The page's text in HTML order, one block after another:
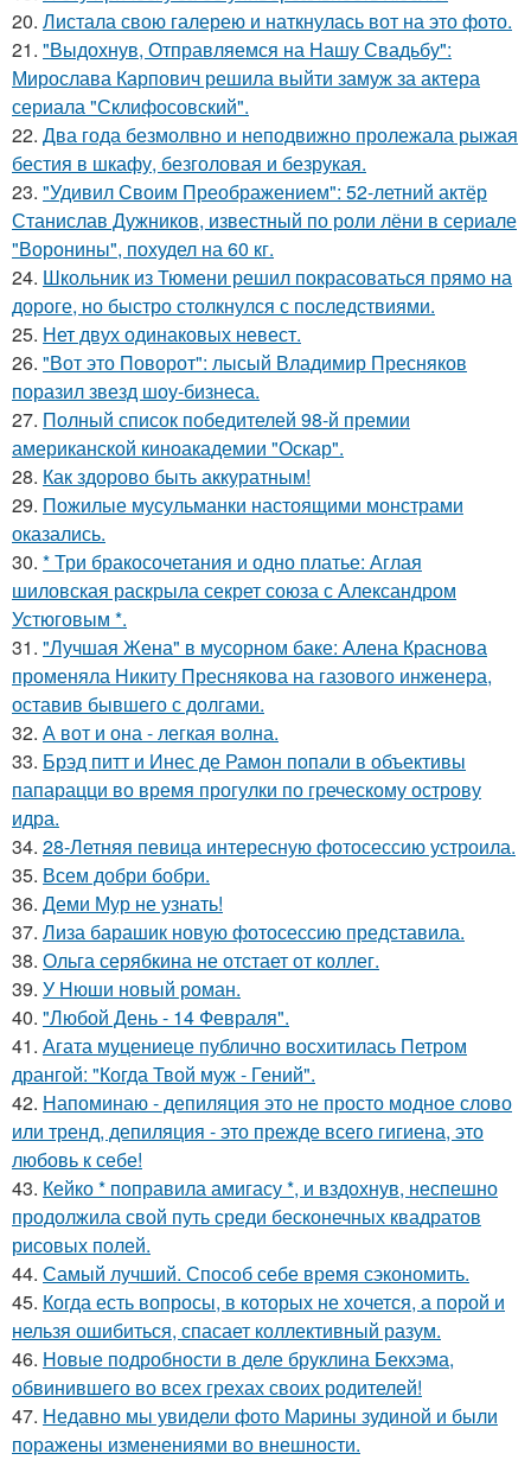
20. Листала свою галерею и наткнулась вот на это фото.
21. "Выдохнув, Отправляемся на Нашу Свадьбу":
Мирослава Карпович решила выйти замуж за актера
сериала "Склифосовский".
22. Два года безмолвно и неподвижно пролежала рыжая
бестия в шкафу, безголовая и безрукая.
23. "Удивил Своим Преображением": 52-летний актёр
Станислав Дужников, известный по роли лёни в сериале
"Воронины", похудел на 60 кг.
24. Школьник из Тюмени решил покрасоваться прямо на
дороге, но быстро столкнулся с последствиями.
25. Нет двух одинаковых невест.
26. "Вот это Поворот": лысый Владимир Пресняков
поразил звезд шоу-бизнеса.
27. Полный список победителей 98-й премии
американской киноакадемии "Оскар".
28. Как здорово быть аккуратным!
29. Пожилые мусульманки настоящими монстрами
оказались.
30. * Три бракосочетания и одно платье: Аглая
шиловская раскрыла секрет союза с Александром
Устюговым *.
31. "Лучшая Жена" в мусорном баке: Алена Краснова
променяла Никиту Преснякова на газового инженера,
оставив бывшего с долгами.
32. А вот и она - легкая волна.
33. Брэд питт и Инес де Рамон попали в объективы
папарацци во время прогулки по греческому острову
идра.
34. 28-Летняя певица интересную фотосессию устроила.
35. Всем добри бобри.
36. Деми Мур не узнать!
37. Лиза барашик новую фотосессию представила.
38. Ольга серябкина не отстает от коллег.
39. У Нюши новый роман.
40. "Любой День - 14 Февраля".
41. Агата муцениеце публично восхитилась Петром
дрангой: "Когда Твой муж - Гений".
42. Напоминаю - депиляция это не просто модное слово
или тренд, депиляция - это прежде всего гигиена, это
любовь к себе!
43. Кейко * поправила амигасу *, и вздохнув, неспешно
продолжила свой путь среди бесконечных квадратов
рисовых полей.
44. Самый лучший. Способ себе время сэкономить.
45. Когда есть вопросы, в которых не хочется, а порой и
нельзя ошибиться, спасает коллективный разум.
46. Новые подробности в деле бруклина Бекхэма,
обвинившего во всех грехах своих родителей!
47. Недавно мы увидели фото Марины зудиной и были
поражены изменениями во внешности.